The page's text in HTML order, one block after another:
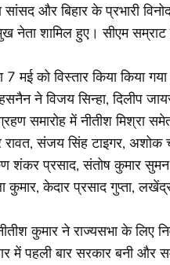
और बिहार के प्रभारी
नेता शामिल हुए। सीएम
मई को विस्तार किया किया
ने विजय सिन्हा, दिलीप
समारोह में नीतीश मिश्रा
रावत, संजय सिंह टाइगर,
प्रसाद, संतोष कुमार सुमन,
केदार प्रसाद गुप्ता,
कुमार ने राज्यसभा के लिए
में पहली बार सरकार बनी